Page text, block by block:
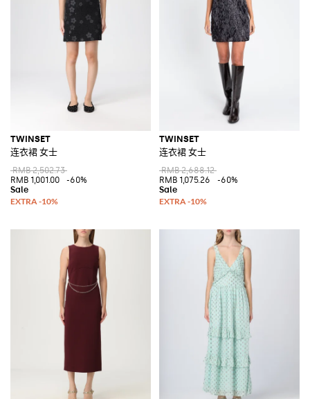
TWINSET
连衣裙 女士
RMB 2,502.73
RMB 1,001.00
-60%
TWINSET
连衣裙 女士
RMB 2,688.12
RMB 1,075.26
-60%